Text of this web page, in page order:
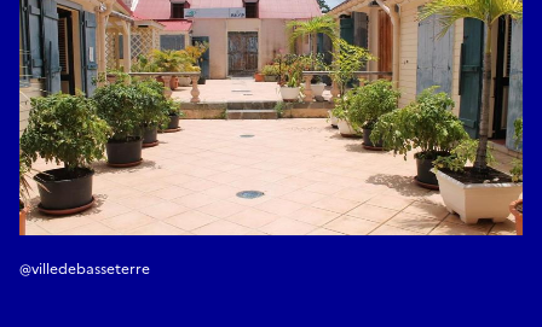
@villedebasseterre